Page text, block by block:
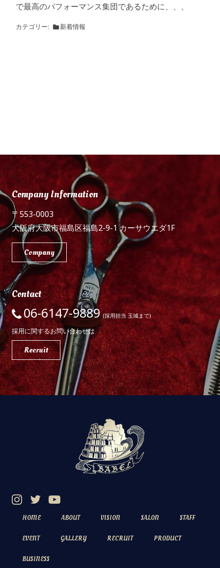
で最高のパフォーマンス集団であるために、、、
カテゴリー 新着情報
Company Information
〒553-0003
大阪府大阪市福島区福島2-9-1 カーサウエダ1F
Company
Contact
06-6147-9889 (採用担当 玉城まで)
採用に関するお問い合わせは
Recruit
HOME ABOUT VISION SALON STAFF
EVENT GALLERY RECRUIT PRODUCT
BUSINESS